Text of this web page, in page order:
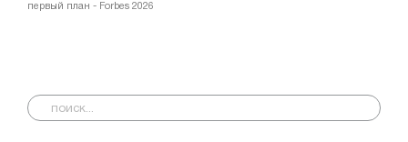
первый план - Forbes 2026